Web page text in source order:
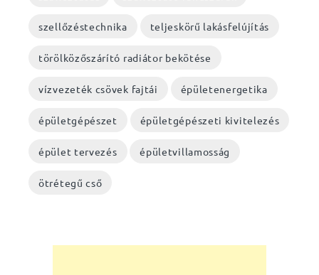
szellőzéstechnika teljeskörű lakásfelújítás
törölközőszárító radiátor bekötése
vízvezeték csövek fajtái épületenergetika
épületgépészet épületgépészeti kivitelezés
épület tervezés épületvillamosság
ötrétegű cső